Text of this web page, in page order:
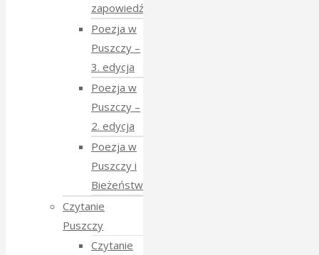
zapowiedź
Poezja w
Puszczy –
3. edycja
Poezja w
Puszczy –
2. edycja
Poezja w
Puszczy i
Bieżeństwo
Czytanie
Puszczy
Czytanie